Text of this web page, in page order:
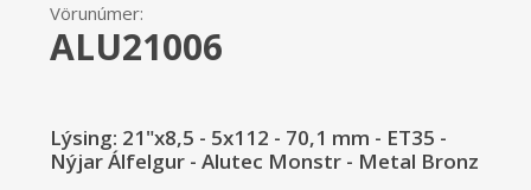
Vörunúmer:
ALU21006
Lýsing: 21"x8,5 - 5x112 - 70,1 mm - ET35 -
Nýjar Álfelgur - Alutec Monstr - Metal Bronz